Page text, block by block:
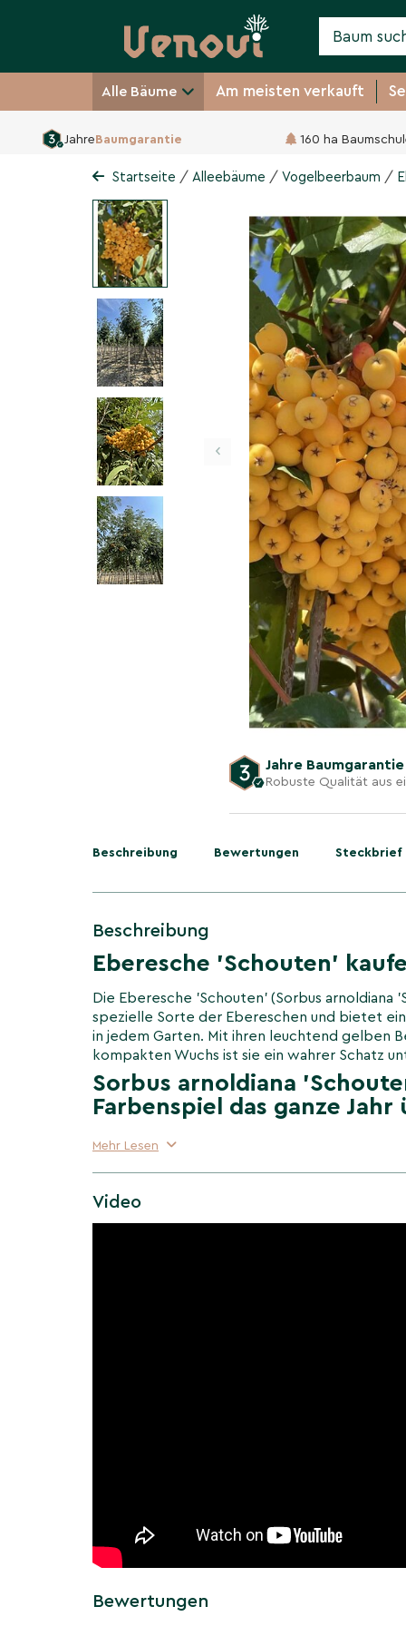
Alle Bäume Am meisten verkauft
JahreBaumgarantie 160 ha
Eberesche 'Schouten'
Sorbus arnoldiana 'Schouten'
Startseite / Alleebäume / Vogelbeerbaum /
‹
Jahre
Robuste Qualität aus
Beschreibung Bewertungen Steckbrief
Beschreibung
Eberesche 'Schouten'
Die Eberesche 'Schouten' (Sorbus arnoldiana
spezielle Sorte der Ebereschen und bietet
in jedem Garten. Mit ihren leuchtend gelben
kompakten Wuchs ist sie ein wahrer Schatz
Sorbus arnoldiana
Farbenspiel das ganze Jahr
Vom Frühjahr bis zum Herbst bietet die
schönen Kontrast zum dunkelgrünen Laub
Eberesche 'Schouten': Ein
Sorbus arnoldiana
pflegeleicht
kann in den meisten Bodenarten gedeihen
Mehr Lesen
Video
Bewertungen